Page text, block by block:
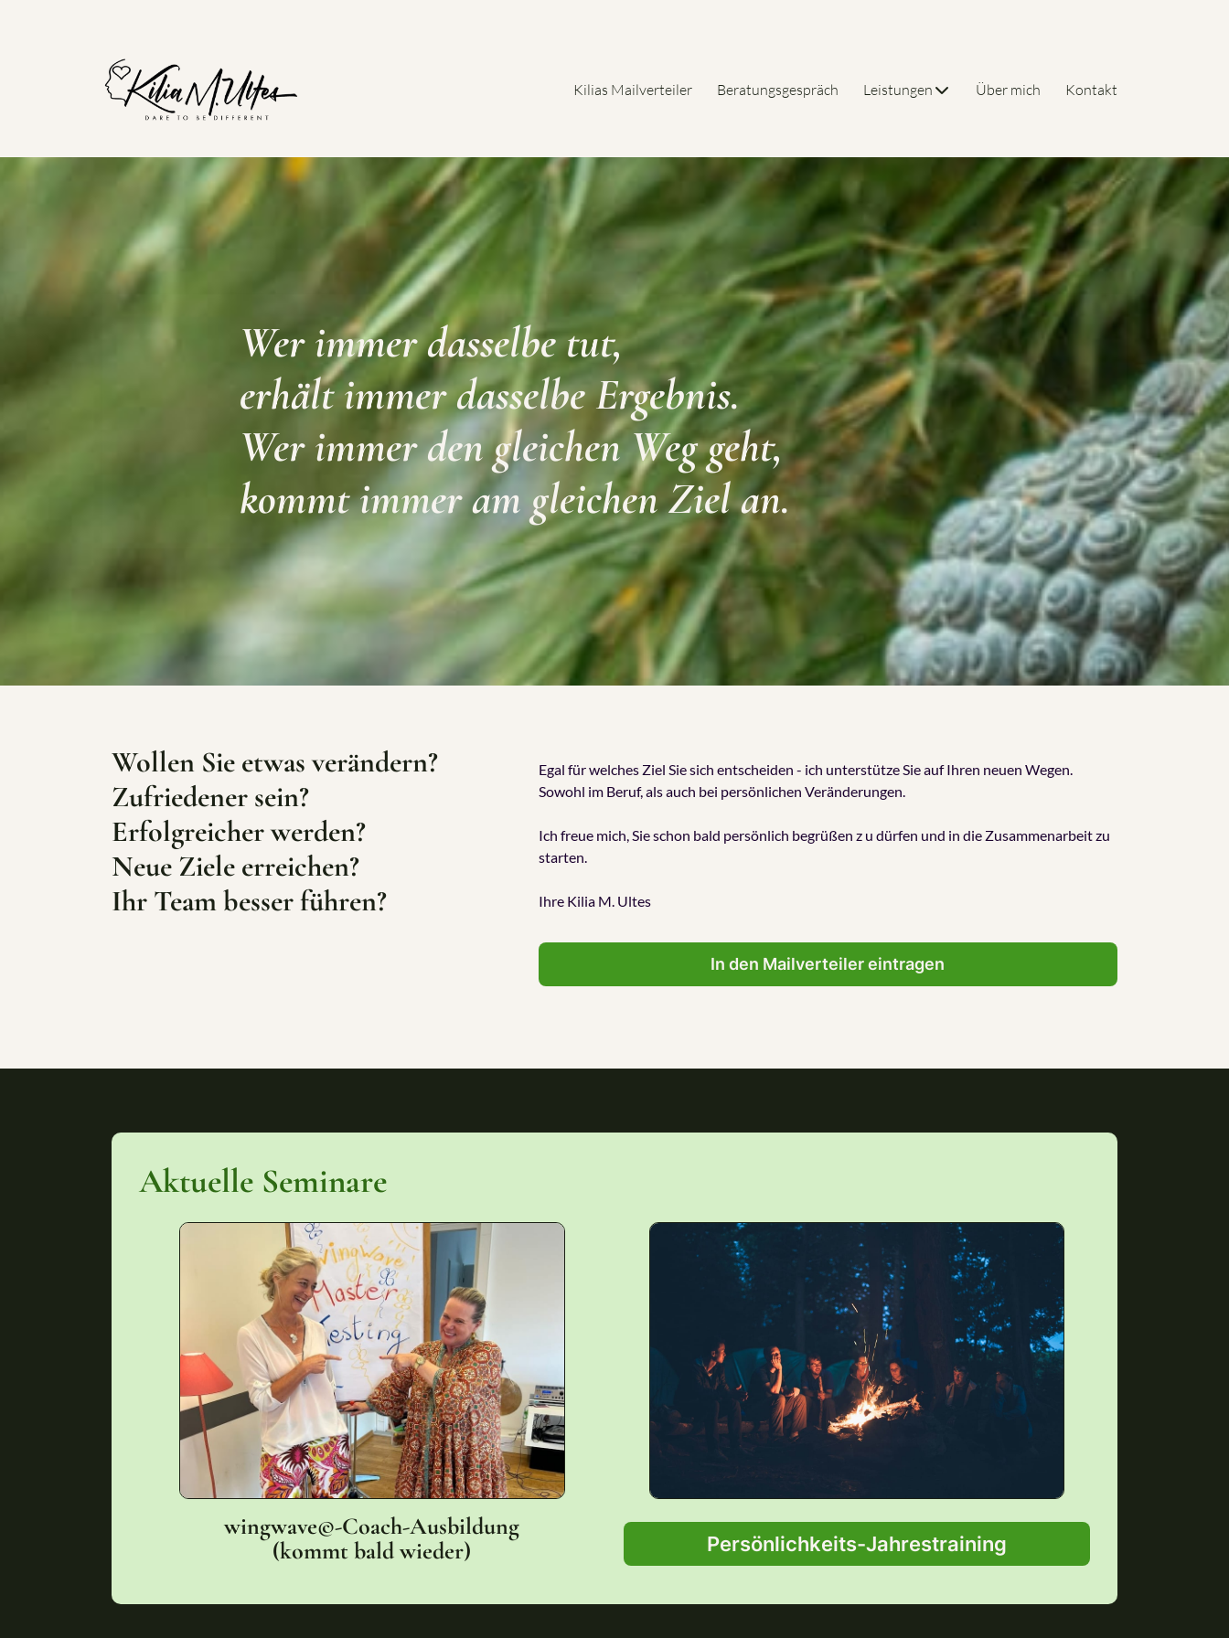
Kilias Mailverteiler Beratungsgespräch Leistungen Über mich Kontakt
Wer immer dasselbe tut,
erhält immer dasselbe Ergebnis.
Wer immer den gleichen Weg geht,
kommt immer am gleichen Ziel an.
Wollen Sie etwas verändern?
Zufriedener sein?
Erfolgreicher werden?
Neue Ziele erreichen?
Ihr Team besser führen?
Egal für welches Ziel Sie sich entscheiden - ich unterstütze Sie auf Ihren neuen Wegen.
Sowohl im Beruf, als auch bei persönlichen Veränderungen.
Ich freue mich, Sie schon bald persönlich begrüßen z u dürfen und in die Zusammenarbeit zu
starten.
Ihre Kilia M. Ultes
In den Mailverteiler eintragen
Aktuelle Seminare
wingwave©-Coach-Ausbildung
(kommt bald wieder)
Persönlichkeits-Jahrestraining